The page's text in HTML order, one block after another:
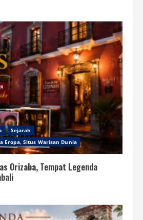
Sejarah
Eropa, Situs Warisan Dunia
Orizaba, Tempat Legenda